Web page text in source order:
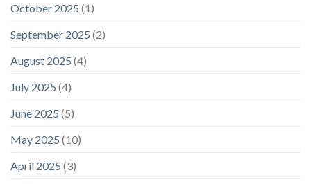
October 2025 (1)
September 2025 (2)
August 2025 (4)
July 2025 (4)
June 2025 (5)
May 2025 (10)
April 2025 (3)